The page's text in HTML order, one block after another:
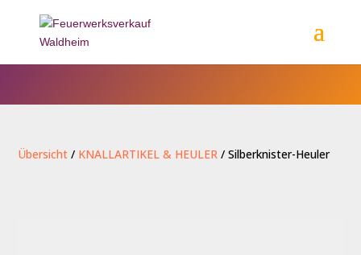
Übersicht / KNALLARTIKEL & HEULER / Silberknister-Heuler